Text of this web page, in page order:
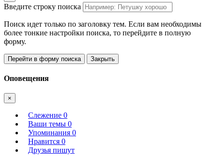
Введите строку поиска
Поиск идет только по заголовку тем. Если вам необходимы
более тонкие настройки поиска, то перейдите в полную
форму.
Перейти в форму поиска Закрыть
Оповещения
×
Слежение 0
Ваши темы 0
Упоминания 0
Нравится 0
Друзья пишут